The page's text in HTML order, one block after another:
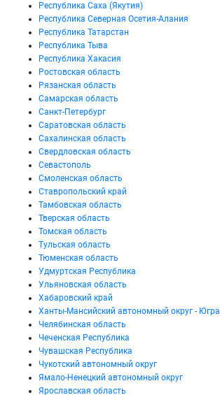
Республика Саха (Якутия)
Республика Северная Осетия-Алания
Республика Татарстан
Республика Тыва
Республика Хакасия
Ростовская область
Рязанская область
Самарская область
Санкт-Петербург
Саратовская область
Сахалинская область
Свердловская область
Севастополь
Смоленская область
Ставропольский край
Тамбовская область
Тверская область
Томская область
Тульская область
Тюменская область
Удмуртская Республика
Ульяновская область
Хабаровский край
Ханты-Мансийский автономный округ - Югра
Челябинская область
Чеченская Республика
Чувашская Республика
Чукотский автономный округ
Ямало-Ненецкий автономный округ
Ярославская область